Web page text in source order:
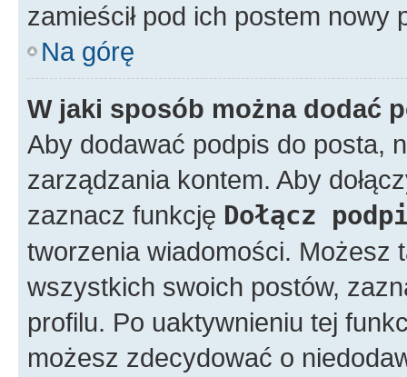
zamieścił pod ich postem nowy
Na górę
W jaki sposób można dodać
Aby dodawać podpis do posta,
zarządzania kontem. Aby
zaznacz funkcję Dołącz
tworzenia wiadomości. Możesz
wszystkich swoich postów,
profilu. Po uaktywnieniu tej
możesz zdecydować o